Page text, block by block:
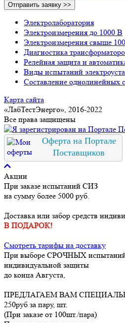
Электролаборатория
Электроизмерения до 1000 В
Электроизмерения свыше
Диагностика
Релейная защита и
Виды испытаний
Составление однолинейных
Карта сайта
«ЛабТестЭнерго», 2016-2022
Все права защищены
Оферта на Портале
Поставщиков
Акции
При заказе испытаний СИЗ
на сумму более 5000 руб.
Доставка или забор средств
В ПОДАРОК!
Смотреть тарифы на доставку
При выборе СРОЧНЫХ
индивидуальной защиты
до конца Августа,
ПРЕДЛАГАЕМ ВАМ
250руб за пару, шт.
(При заказе от 100шт./пара)